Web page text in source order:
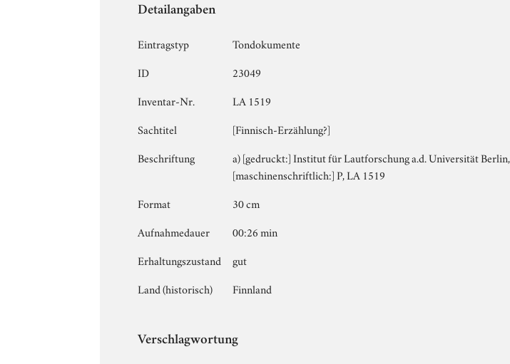
Detailangaben
Eintragstyp
Tondokumente
ID
23049
Inventar-Nr.
LA 1519
Sachtitel
[Finnisch-Erzählung?]
Beschriftung
a) [gedruckt:] Institut für Lautforschung a.d. Universität
[maschinenschriftlich:] P, LA 1519
Format
30 cm
Aufnahmedauer
00:26 min
Erhaltungszustand
gut
Land (historisch)
Finnland
Verschlagwortung